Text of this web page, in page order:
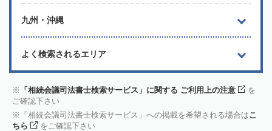
九州・沖縄
よく検索されるエリア
「相続会議司法書士検索サービス」に関する ご利用上の注意
を
ご確認下さい
「相続会議司法書士検索サービス」への掲載を希望される場合はこ
ちら
をご確認下さい